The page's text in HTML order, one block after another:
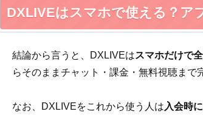
DXLIVEはスマホで使える？ア
結論から言うと、DXLIVEはスマホだけで
らそのままチャット・課金・無料視聴まで
なお、DXLIVEをこれから使う人は 入会時